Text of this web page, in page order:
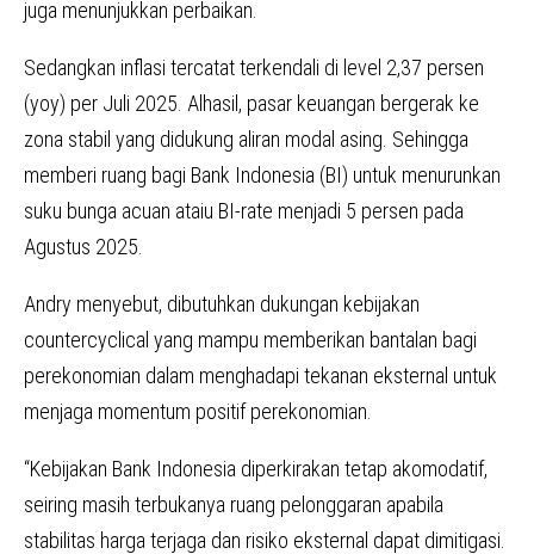
juga menunjukkan perbaikan.
Sedangkan inflasi tercatat terkendali di level 2,37 persen
(yoy) per Juli 2025. Alhasil, pasar keuangan bergerak ke
zona stabil yang didukung aliran modal asing. Sehingga
memberi ruang bagi Bank Indonesia (BI) untuk menurunkan
suku bunga acuan ataiu BI-rate menjadi 5 persen pada
Agustus 2025.
Andry menyebut, dibutuhkan dukungan kebijakan
countercyclical yang mampu memberikan bantalan bagi
perekonomian dalam menghadapi tekanan eksternal untuk
menjaga momentum positif perekonomian.
“Kebijakan Bank Indonesia diperkirakan tetap akomodatif,
seiring masih terbukanya ruang pelonggaran apabila
stabilitas harga terjaga dan risiko eksternal dapat dimitigasi.